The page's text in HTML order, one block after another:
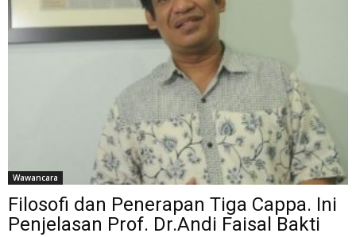
Wawancara
Filosofi dan Penerapan Tiga Cappa. Ini
Penjelasan Prof. Dr.Andi Faisal Bakti